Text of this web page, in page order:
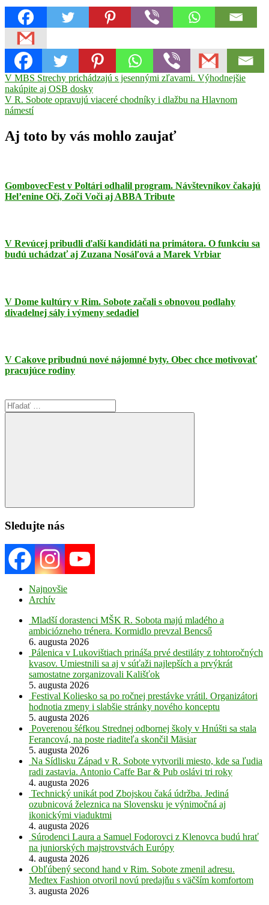
Gemerský
Jablonec HajnáčkaHodejov
na
starostukomunálne
zastupiteľstváposlanciTachty
Navigácia
v
článku
Previous
Post:
V MBS Strechy prichádzajú s jesennými zľavami. Výhodnejšie
nakúpite aj OSB dosky
Next
Post:
V R. Sobote opravujú viaceré chodníky i dlažbu na Hlavnom
námestí
Aj toto by vás mohlo zaujať
GombovecFest v Poltári odhalil program. Návštevníkov čakajú
Hel’enine Oči, Zoči Voči aj ABBA Tribute
V Revúcej pribudli ďalší kandidáti na primátora. O funkciu sa
budú uchádzať aj Zuzana Nosáľová a Marek Vrbiar
V Dome kultúry v Rim. Sobote začali s obnovou podlahy
divadelnej sály i výmeny sedadiel
V Cakove pribudnú nové nájomné byty. Obec chce motivovať
pracujúce rodiny
Search
for:
Search
Sledujte nás
Najnovšie
Archív
Mladší dorastenci MŠK R. Sobota majú mladého a
ambiciózneho trénera. Kormidlo prevzal Bencső
6. augusta 2026
Pálenica v Lukovištiach prináša prvé destiláty z tohtoročných
kvasov. Umiestnili sa aj v súťaži najlepších a prvýkrát
samostatne zorganizovali Kališťok
5. augusta 2026
Festival Koliesko sa po ročnej prestávke vrátil. Organizátori
hodnotia zmeny i slabšie stránky nového konceptu
5. augusta 2026
Poverenou šéfkou Strednej odbornej školy v Hnúšti sa stala
Ferancová, na poste riaditeľa skončil Mäsiar
5. augusta 2026
Na Sídlisku Západ v R. Sobote vytvorili miesto, kde sa ľudia
radi zastavia. Antonio Caffe Bar & Pub oslávi tri roky
4. augusta 2026
Technický unikát pod Zbojskou čaká údržba. Jediná
ozubnicová železnica na Slovensku je výnimočná aj
ikonickými viaduktmi
4. augusta 2026
Súrodenci Laura a Samuel Fodorovci z Klenovca budú hrať
na juniorských majstrovstvách Európy
4. augusta 2026
Obľúbený second hand v Rim. Sobote zmenil adresu.
Medtex Fashion otvoril novú predajňu s väčším komfortom
3. augusta 2026